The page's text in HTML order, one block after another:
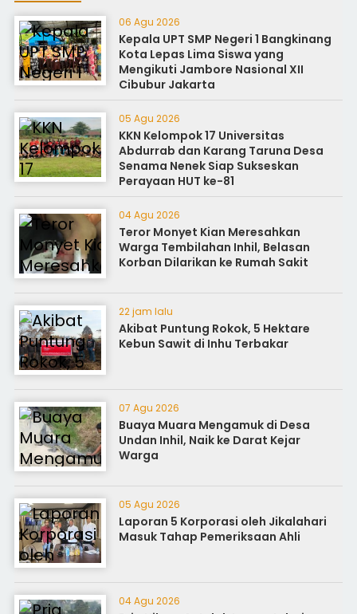
06 Agu 2026
Kepala UPT SMP Negeri 1 Bangkinang
Kota Lepas Lima Siswa yang
Mengikuti Jambore Nasional XII
Cibubur Jakarta
05 Agu 2026
KKN Kelompok 17 Universitas
Abdurrab dan Karang Taruna Desa
Senama Nenek Siap Sukseskan
Perayaan HUT ke-81
04 Agu 2026
Teror Monyet Kian Meresahkan
Warga Tembilahan Inhil, Belasan
Korban Dilarikan ke Rumah Sakit
22 jam lalu
Akibat Puntung Rokok, 5 Hektare
Kebun Sawit di Inhu Terbakar
07 Agu 2026
Buaya Muara Mengamuk di Desa
Undan Inhil, Naik ke Darat Kejar
Warga
05 Agu 2026
Laporan 5 Korporasi oleh Jikalahari
Masuk Tahap Pemeriksaan Ahli
04 Agu 2026